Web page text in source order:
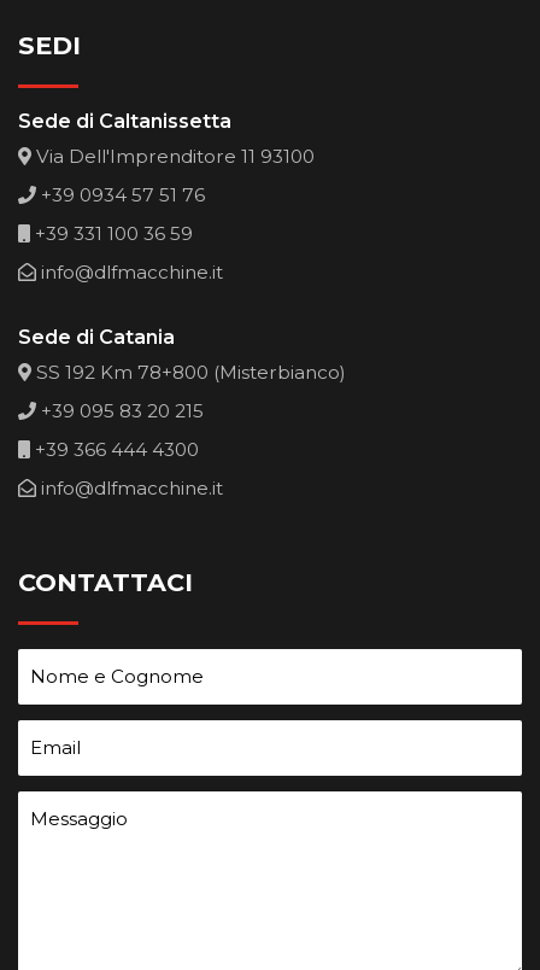
SEDI
Sede di Caltanissetta
Via Dell'Imprenditore 11 93100
+39 0934 57 51 76
+39 331 100 36 59
info@dlfmacchine.it
Sede di Catania
SS 192 Km 78+800 (Misterbianco)
+39 095 83 20 215
+39 366 444 4300
info@dlfmacchine.it
CONTATTACI